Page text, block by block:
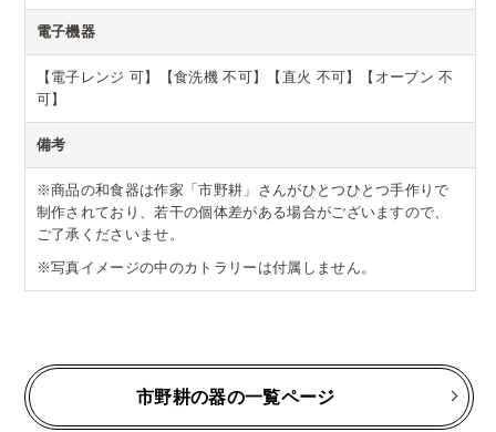
電子機器
【電子レンジ 可】【食洗機 不可】【直火 不可】【オーブン 不
可】
備考
※商品の和食器は作家「市野耕」さんがひとつひとつ手作りで
制作されており、若干の個体差がある場合がございますので、
ご了承くださいませ。
※写真イメージの中のカトラリーは付属しません。
市野耕の器の一覧ページ